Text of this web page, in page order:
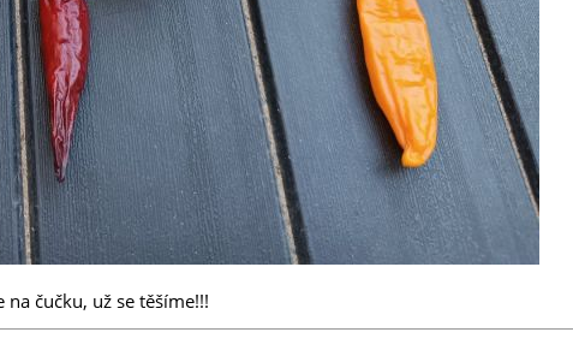
čučku, už se těšíme!!!